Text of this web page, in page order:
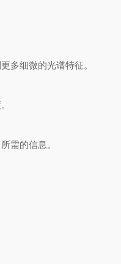
多细微的光谱特征。
需的信息。